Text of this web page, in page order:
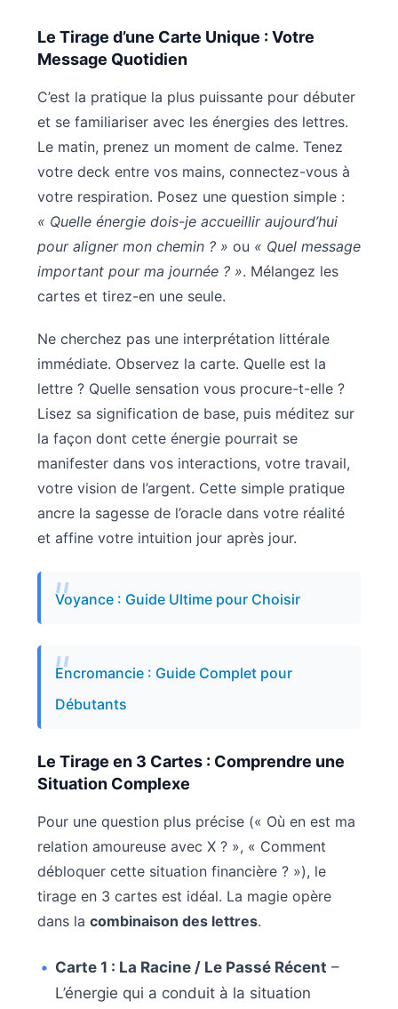
Le Tirage d’une Carte Unique : Votre
Message Quotidien
C’est la pratique la plus puissante pour débuter
et se familiariser avec les énergies des lettres.
Le matin, prenez un moment de calme. Tenez
votre deck entre vos mains, connectez-vous à
votre respiration. Posez une question simple :
« Quelle énergie dois-je accueillir aujourd’hui
pour aligner mon chemin ? » ou « Quel message
important pour ma journée ? ». Mélangez les
cartes et tirez-en une seule.
Ne cherchez pas une interprétation littérale
immédiate. Observez la carte. Quelle est la
lettre ? Quelle sensation vous procure-t-elle ?
Lisez sa signification de base, puis méditez sur
la façon dont cette énergie pourrait se
manifester dans vos interactions, votre travail,
votre vision de l’argent. Cette simple pratique
ancre la sagesse de l’oracle dans votre réalité
et affine votre intuition jour après jour.
Voyance : Guide Ultime pour Choisir
Encromancie : Guide Complet pour
Débutants
Le Tirage en 3 Cartes : Comprendre une
Situation Complexe
Pour une question plus précise (« Où en est ma
relation amoureuse avec X ? », « Comment
débloquer cette situation financière ? »), le
tirage en 3 cartes est idéal. La magie opère
dans la combinaison des lettres.
Carte 1 : La Racine / Le Passé Récent –
L’énergie qui a conduit à la situation